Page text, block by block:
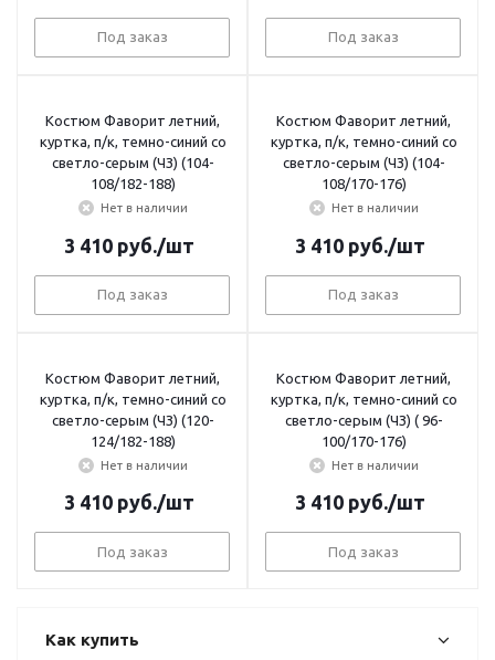
Под заказ Под заказ
Костюм Фаворит летний,
куртка, п/к, темно-синий со
светло-серым (ЧЗ) (104-
108/182-188)
Нет в наличии
3 410руб./шт
Под заказ
Костюм Фаворит летний,
куртка, п/к, темно-синий со
светло-серым (ЧЗ) (104-
108/170-176)
Нет в наличии
3 410руб./шт
Под заказ
Костюм Фаворит летний,
куртка, п/к, темно-синий со
светло-серым (ЧЗ) (120-
124/182-188)
Нет в наличии
3 410руб./шт
Под заказ
Костюм Фаворит летний,
куртка, п/к, темно-синий со
светло-серым (ЧЗ) ( 96-
100/170-176)
Нет в наличии
3 410руб./шт
Под заказ
Как купить